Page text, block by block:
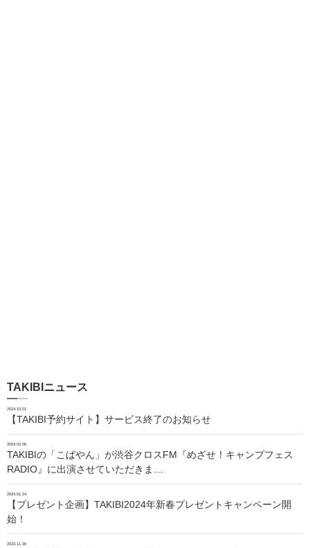
TAKIBIニュース
2024.10.01
【TAKIBI予約サイト】サービス終了のお知らせ
2024.02.06
TAKIBIの「こばやん」が渋谷クロスFM『めざせ！キャンプフェス
RADIO』に出演させていただきま…
2024.01.24
【プレゼント企画】TAKIBI2024年新春プレゼントキャンペーン開
始！
2023.11.30